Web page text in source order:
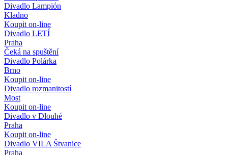
Divadlo Lampión
Kladno
Koupit on-line
Divadlo LETÍ
Praha
Čeká na spuštění
Divadlo Polárka
Brno
Koupit on-line
Divadlo rozmanitostí
Most
Koupit on-line
Divadlo v Dlouhé
Praha
Koupit on-line
Divadlo VILA Štvanice
Praha